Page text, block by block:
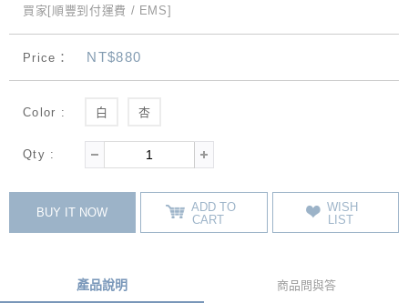
買家[順豐到付運費 / EMS]
Price： NT$880
Color : 白 杏
Qty :
BUY IT NOW
ADD TO
CART
WISH
LIST
產品說明 商品問與答